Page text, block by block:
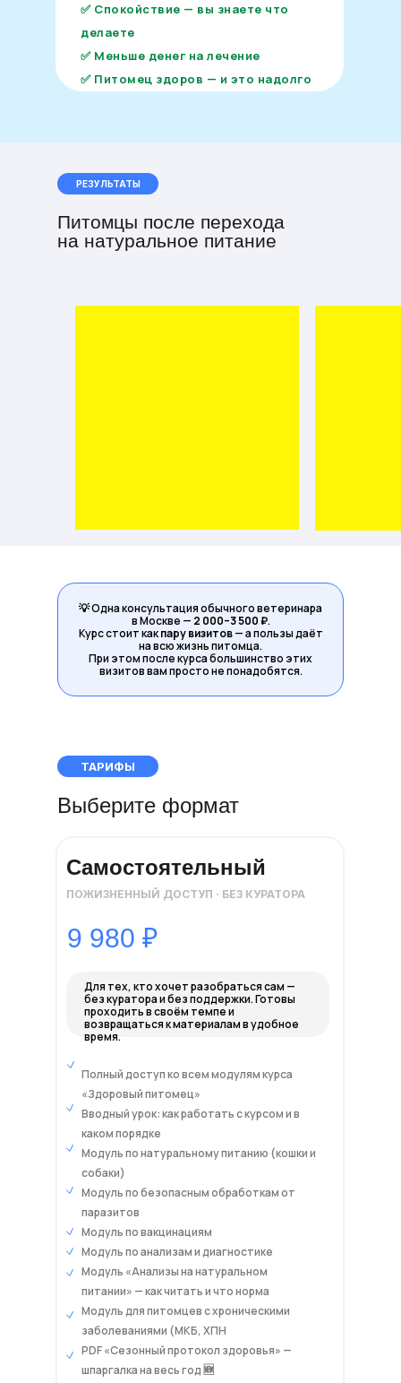
✅ Спокойствие — вы знаете что
делаете
✅ Меньше денег на лечение
✅ Питомец здоров — и это надолго
Питомцы после перехода
на натуральное питание
РЕЗУЛЬТАТЫ
До: мочекаменная болезнь 2 года,
постоянные обострения, Royal Canin
Urinary
→ Через 6 недель на натуралке —
без рецидивов уже 8 месяцев
До: зубной камень, расчёсы,
периодические обострения
→ Зубы чистые, кожа чистая —
хозяйка прислала фото до и после
Лока · собака
До: постоянные расчёсы, не ел нормально
→ Не чешется, ест всё — «даже знаю
Кузя · собака
💡 Одна консультация обычного ветеринара
в Москве — 2 000–3 500 ₽.
Курс стоит какпару визитов— а пользы даёт
на всю жизнь питомца.
При этом после курса большинство этих
визитов вам просто не понадобятся.
Выберите формат
ТАРИФЫ
Полный доступ ко всем модулям курса
«Здоровый питомец»
Вводный урок: как работать с курсом и в
каком порядке
Модуль по натуральному питанию (кошки и
собаки)
Модуль по безопасным обработкам от
паразитов
Модуль по вакцинациям
Модуль по анализам и диагностике
Модуль «Анализы на натуральном
питании» — как читать и что норма
Модуль для питомцев с хроническими
заболеваниями (МКБ, ХПН
PDF «Сезонный протокол здоровья» —
шпаргалка на весь год 🆕
Для тех, кто хочет разобраться сам —
без куратора и без поддержки. Готовы
проходить в своём темпе и
возвращаться к материалам в удобное
время.
Самостоятельный
ПОЖИЗНЕННЫЙ ДОСТУП · БЕЗ КУРАТОРА
9 980 ₽